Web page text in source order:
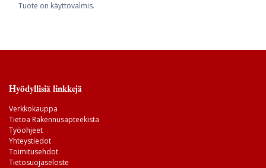
Tuote on käyttövalmis.
Hyödyllisiä linkkejä
Verkkokauppa
Tietoa Rakennusapteekista
Työohjeet
Yhteystiedot
Toimitusehdot
Tietosuojaseloste